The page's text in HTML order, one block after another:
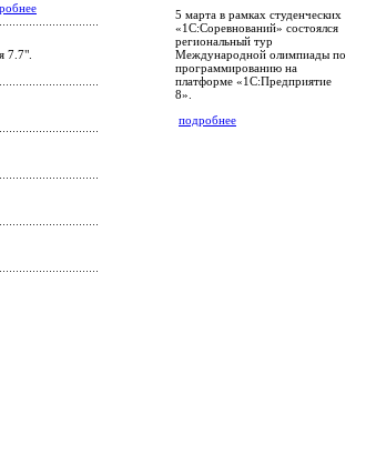
7.7".
5 марта в рамках студенческих
«1С:Соревнований» состоялся
региональный тур
Международной олимпиады по
программированию на
платформе «1С:Предприятие
8».
подробнее